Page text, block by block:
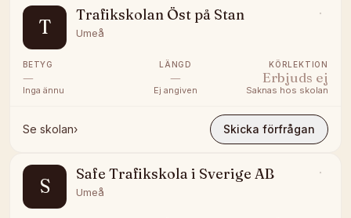
T
Trafikskolan Öst på Stan
Umeå
BETYG
—
Inga ännu
LÄNGD
—
Ej angiven
KÖRLEKTION
Erbjuds ej
Saknas hos skolan
Se skolan› Skicka förfrågan
S
Safe Trafikskola i Sverige AB
Umeå